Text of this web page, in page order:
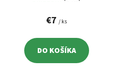
€7 / ks
DO KOŠÍKA